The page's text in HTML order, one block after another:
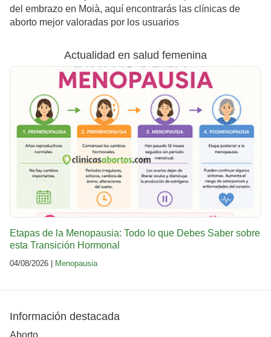
del embrazo en Moià, aquí encontrarás las clínicas de
aborto mejor valoradas por los usuarios
Actualidad en salud femenina
Etapas de la Menopausia: Todo lo que Debes Saber sobre
esta Transición Hormonal
04/08/2026 | Menopausia
Información destacada
Aborto